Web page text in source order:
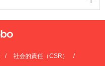
社会的責任（CSR）